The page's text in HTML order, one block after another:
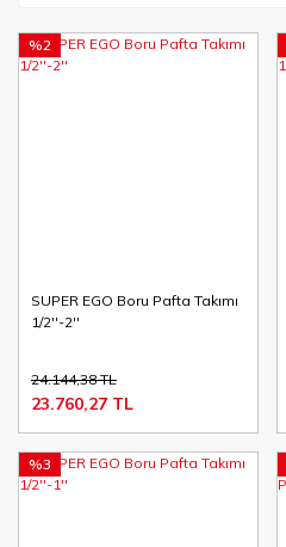
SUPER EGO Boru Pafta Takımı
1/2''-2''
%2
24.144,38 TL
23.760,27 TL
%3